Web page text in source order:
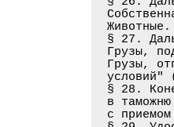
§ 27.
Грузы,
Грузы,
§ 28.
в
с